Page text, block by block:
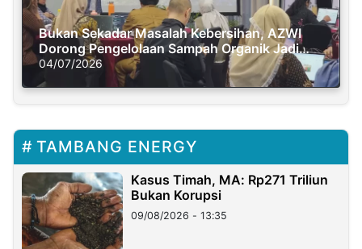
Bukan Sekadar Masalah Kebersihan, AZWI
Dorong Pengelolaan Sampah Organik Jadi
Solusi Krisis Iklim
04/07/2026
TAMBANG ENERGY
Kasus Timah, MA: Rp271 Triliun
Bukan Korupsi
09/08/2026 - 13:35